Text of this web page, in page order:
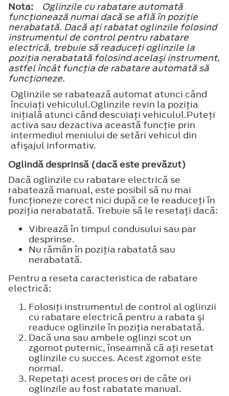
Nota:
Oglinzile cu rabatare automată
funcţionează numai dacă se află în poziţie
nerabatată. Dacă aţi rabatat oglinzile folosind
instrumentul de control pentru rabatare
electrică, trebuie să readuceţi oglinzile la
poziţia nerabatată folosind acelaşi instrument,
astfel încât funcţia de rabatare automată să
funcţioneze.
Oglinzile se rabatează automat atunci când
încuiaţi vehiculul.Oglinzile revin la poziţia
iniţială atunci când descuiaţi vehiculul.Puteţi
activa sau dezactiva această funcţie prin
intermediul meniului de setări vehicul din
afişajul informativ.
Oglindă desprinsă (dacă este prevăzut)
Dacă oglinzile cu rabatare electrică se
rabatează manual, este posibil să nu mai
funcţioneze corect nici după ce le readuceţi în
poziţia nerabatată. Trebuie să le resetaţi dacă:
Vibrează în timpul condusului sau par
desprinse.
Nu rămân în poziţia rabatată sau
nerabatată.
Pentru a reseta caracteristica de rabatare
electrică:
Folosiţi instrumentul de control al oglinzii
cu rabatare electrică pentru a rabata şi
readuce oglinzile în poziţia nerabatată.
Dacă una sau ambele oglinzi scot un
zgomot puternic, înseamnă că aţi resetat
oglinzile cu succes. Acest zgomot este
normal.
Repetaţi acest proces ori de câte ori
oglinzile au fost rabatate manual.